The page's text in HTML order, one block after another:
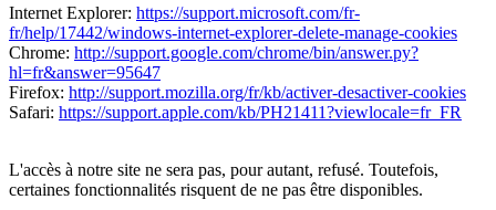
Internet Explorer: https://support.microsoft.com/fr-
fr/help/17442/windows-internet-explorer-delete-manage-cookies
Chrome: http://support.google.com/chrome/bin/answer.py?
hl=fr&answer=95647
Firefox: http://support.mozilla.org/fr/kb/activer-desactiver-cookies
Safari: https://support.apple.com/kb/PH21411?viewlocale=fr_FR
L'accès à notre site ne sera pas, pour autant, refusé. Toutefois,
certaines fonctionnalités risquent de ne pas être disponibles.